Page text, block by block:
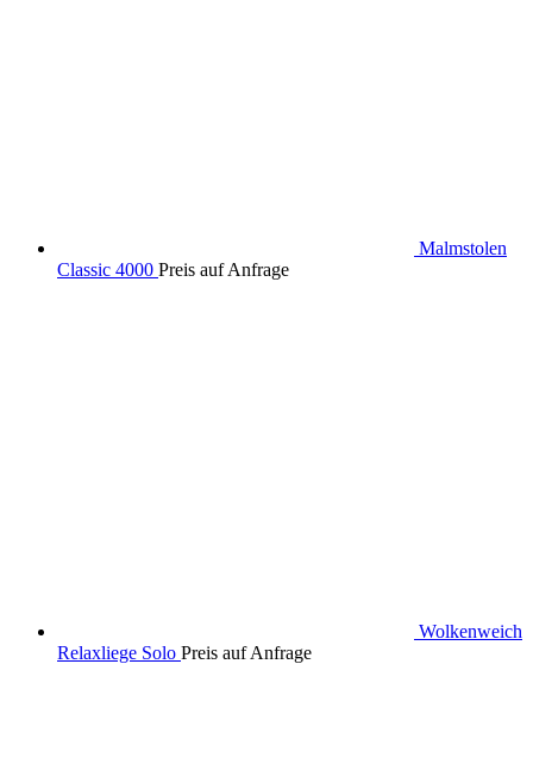
Malmstolen
Classic 4000 Preis auf Anfrage
Wolkenweich
Relaxliege Solo Preis auf Anfrage